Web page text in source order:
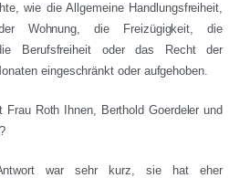
wie die Allgemeine Handlungsfreiheit,
Wohnung, die Freizügigkeit, die
die Berufsfreiheit oder das Recht der
eingeschränkt oder aufgehoben.
Frau Roth Ihnen, Berthold Goerdeler und
war sehr kurz, sie hat eher